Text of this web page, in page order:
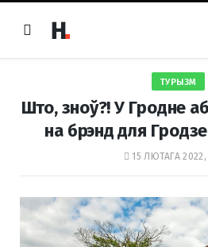
ТУРЫЗМ
Што, зноў?! У Гродне
на брэнд для
15 ЛЮТАГА 2022,